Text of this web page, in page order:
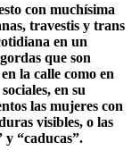
con muchísima
travestis y trans
en un
que son
la calle como en
en su
las mujeres con
visibles, o las
y “caducas”.